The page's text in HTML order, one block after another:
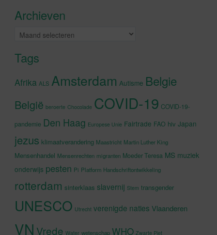
Archieven
Archieven
Tags
Afrika ALS Amsterdam Autisme Belgie
België beroerte Chocolade COVID-19 COVID-19-
pandemie Den Haag Europese Unie Fairtrade FAO hiv Japan
jezus klimaatverandering Maastricht Martin Luther King
Mensenhandel Mensenrechten migranten Moeder Teresa MS muziek
onderwijs pesten Pi Platform Handschriftontwikkeling
rotterdam sinterklaas slavernij Stem transgender
UNESCO Utrecht verenigde naties Vlaanderen
VN Vrede Water wetenschap WHO Zwarte Piet